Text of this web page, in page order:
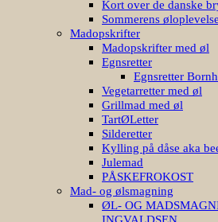
Kort over de danske
Sommerens
Madopskrifter
Madopskrifter med øl
Egnsretter
Egnsretter
Vegetarretter med øl
Grillmad med øl
TartØLetter
Silderetter
Kylling på dåse aka
Julemad
PÅSKEFROKOST
Mad- og ølsmagning
ØL- OG